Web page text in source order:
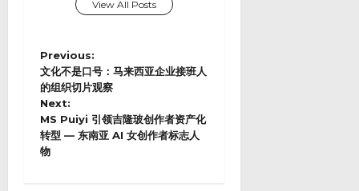
View All Posts
P
o
s
t
n
a
v
Previous:
文化不是口号：马来西亚企业接班人
的组织切片观察
Next:
MS Puiyi 引领吉隆玻创作者资产化
转型 — 东南亚 AI 女创作者标志人
物